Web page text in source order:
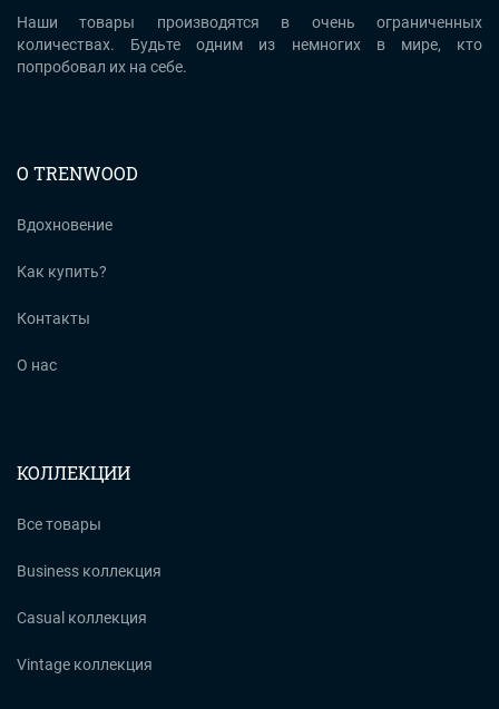
Наши товары производятся в очень ограниченных
количествах. Будьте одним из немногих в мире, кто
попробовал их на себе.
О TRENWOOD
Вдохновение
Как купить?
Контакты
О нас
КОЛЛЕКЦИИ
Все товары
Business коллекция
Casual коллекция
Vintage коллекция